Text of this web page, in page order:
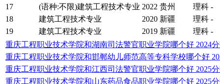
17
(语种:不限)建筑工程技术专业 2022 贵州 理科 -
18
建筑工程技术专业 2020 新疆 理科 -
19
建筑工程技术专业 2019 新疆 理科 -
重庆工程职业技术学院和湖南司法警官职业学院哪个好 2024
重庆工程职业技术学院和邯郸幼儿师范高等专科学校哪个好
重庆工程职业技术学院和江西司法警官职业学院哪个好 2025
重庆工程职业技术学院和山东药品食品职业学院哪个好 2025